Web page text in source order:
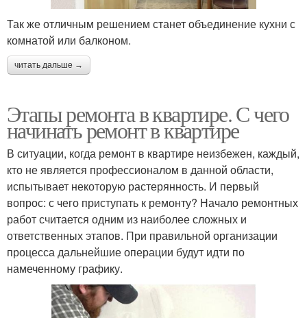
Так же отличным решением станет объединение кухни с
комнатой или балконом.
читать дальше →
Этапы ремонта в квартире. С чего
начинать ремонт в квартире
В ситуации, когда ремонт в квартире неизбежен, каждый,
кто не является профессионалом в данной области,
испытывает некоторую растерянность. И первый
вопрос: с чего приступать к ремонту? Начало ремонтных
работ считается одним из наиболее сложных и
ответственных этапов. При правильной организации
процесса дальнейшие операции будут идти по
намеченному графику.